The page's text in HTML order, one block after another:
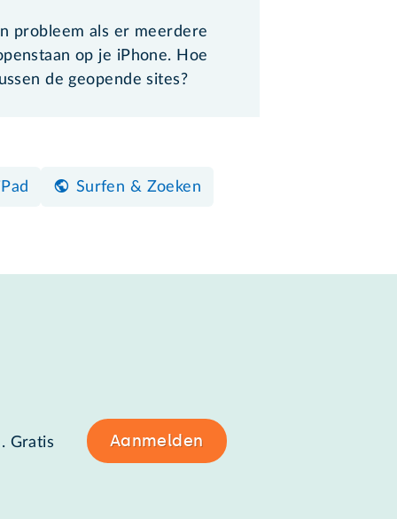
probleem als er meerdere
op je iPhone. Hoe
de geopende sites?
Surfen & Zoeken
Gratis Aanmelden